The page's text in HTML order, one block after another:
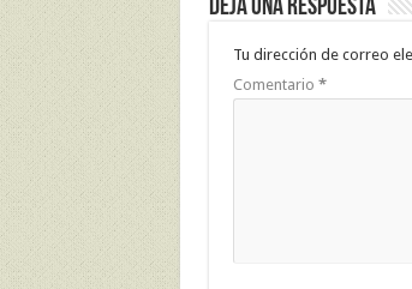
Deja una respuesta
Tu dirección de correo
Comentario *